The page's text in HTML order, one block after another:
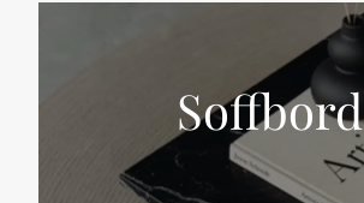
Soffbord